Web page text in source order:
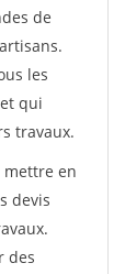
de
les
qui
travaux.
mettre en
devis
des